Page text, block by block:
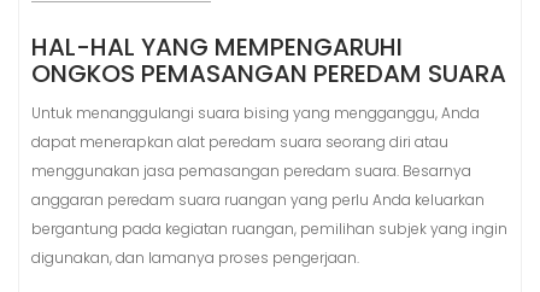
HAL-HAL YANG MEMPENGARUHI
ONGKOS PEMASANGAN PEREDAM SUARA
Untuk menanggulangi suara bising yang mengganggu, Anda
dapat menerapkan alat peredam suara seorang diri atau
menggunakan jasa pemasangan peredam suara. Besarnya
anggaran peredam suara ruangan yang perlu Anda keluarkan
bergantung pada kegiatan ruangan, pemilihan subjek yang ingin
digunakan, dan lamanya proses pengerjaan.